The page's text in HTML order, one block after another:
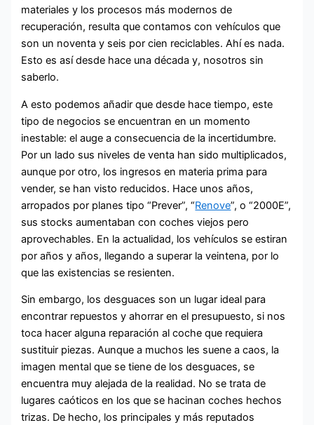
materiales y los procesos más modernos de
recuperación, resulta que contamos con vehículos que
son un noventa y seis por cien reciclables. Ahí es nada.
Esto es así desde hace una década y, nosotros sin
saberlo.
A esto podemos añadir que desde hace tiempo, este
tipo de negocios se encuentran en un momento
inestable: el auge a consecuencia de la incertidumbre.
Por un lado sus niveles de venta han sido multiplicados,
aunque por otro, los ingresos en materia prima para
vender, se han visto reducidos. Hace unos años,
arropados por planes tipo “Prever”, “Renove”, o “2000E”,
sus stocks aumentaban con coches viejos pero
aprovechables. En la actualidad, los vehículos se estiran
por años y años, llegando a superar la veintena, por lo
que las existencias se resienten.
Sin embargo, los desguaces son un lugar ideal para
encontrar repuestos y ahorrar en el presupuesto, si nos
toca hacer alguna reparación al coche que requiera
sustituir piezas. Aunque a muchos les suene a caos, la
imagen mental que se tiene de los desguaces, se
encuentra muy alejada de la realidad. No se trata de
lugares caóticos en los que se hacinan coches hechos
trizas. De hecho, los principales y más reputados